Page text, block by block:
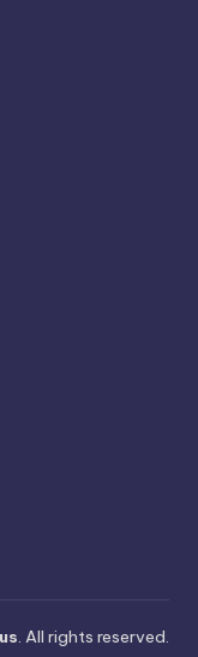
. All rights reserved.